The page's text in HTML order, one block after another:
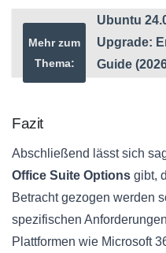
Mehr zum
Thema:
Ubuntu
Upgrade:
Guide
Fazit
Abschließend lässt sich
Office Suite Options gibt,
Betracht gezogen werden
spezifischen
Plattformen wie Microsoft